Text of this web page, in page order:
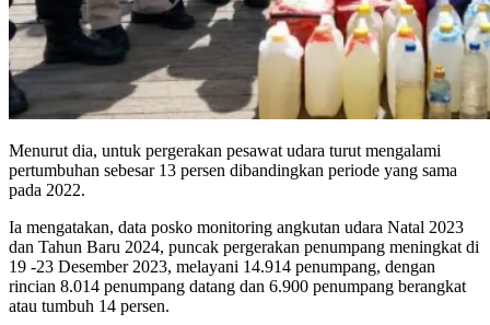
Menurut dia, untuk pergerakan pesawat udara turut mengalami
pertumbuhan sebesar 13 persen dibandingkan periode yang sama
pada 2022.
Ia mengatakan, data posko monitoring angkutan udara Natal 2023
dan Tahun Baru 2024, puncak pergerakan penumpang meningkat di
19 -23 Desember 2023, melayani 14.914 penumpang, dengan
rincian 8.014 penumpang datang dan 6.900 penumpang berangkat
atau tumbuh 14 persen.